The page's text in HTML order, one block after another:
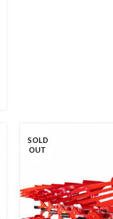
SOLD
OUT